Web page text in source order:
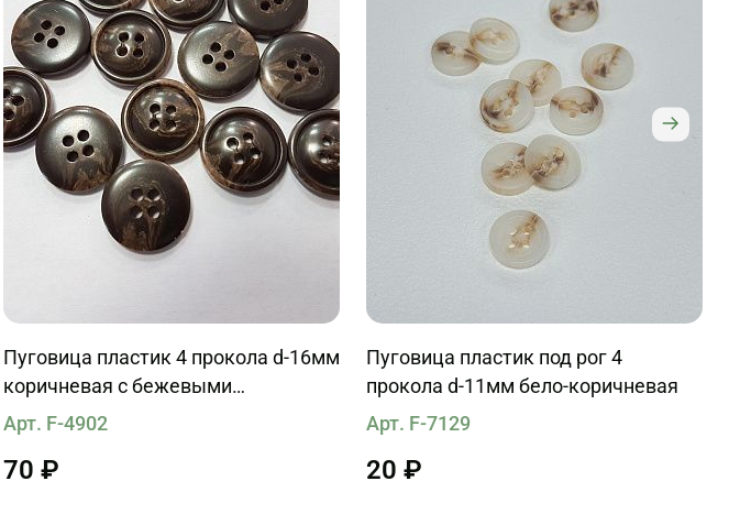
Пуговица пластик 4 прокола d-16мм
коричневая с бежевыми
прожилками
Арт. F-4902
70 ₽
Пуговица пластик под рог 4
прокола d-11мм бело-коричневая
Арт. F-7129
20 ₽